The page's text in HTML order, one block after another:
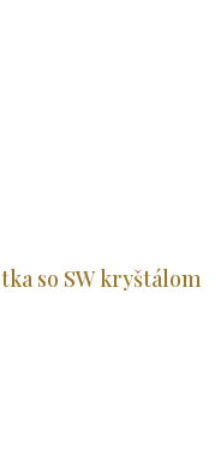
so SW kryštálom